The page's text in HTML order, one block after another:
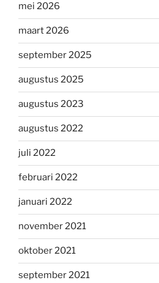
mei 2026
maart 2026
september 2025
augustus 2025
augustus 2023
augustus 2022
juli 2022
februari 2022
januari 2022
november 2021
oktober 2021
september 2021